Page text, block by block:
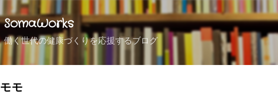
スキップしてメイン コンテンツに移動
SomaWorks
働く世代の健康づくりを応援するブログ
モモ